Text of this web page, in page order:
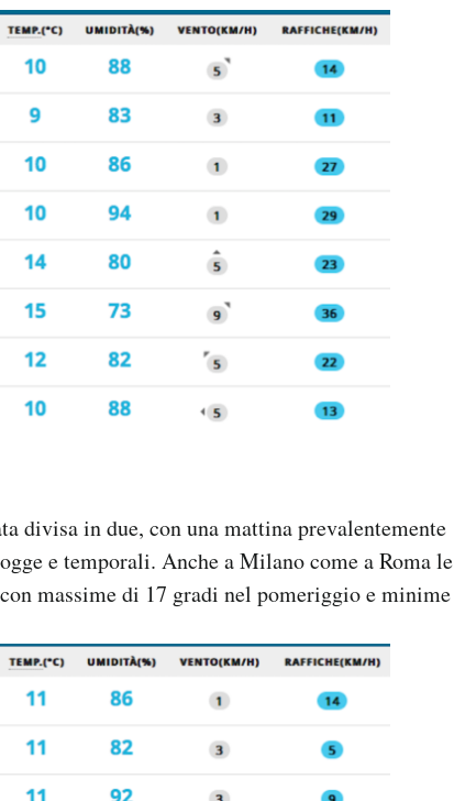
divisa in due, con una mattina prevalentemente
e temporali. Anche a Milano come a Roma le
massime di 17 gradi nel pomeriggio e minime